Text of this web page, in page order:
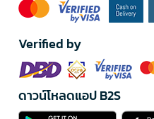
Verified by
ดาวน์โหลดแอป B2S